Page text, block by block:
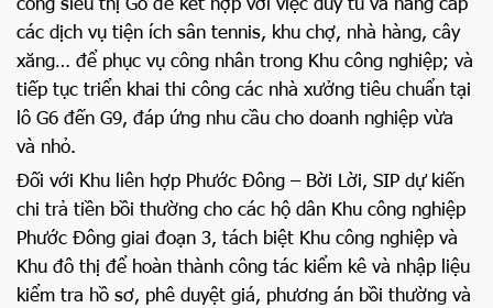
các dịch vụ tiện ích sân tennis, khu chợ, nhà hàng, cây
xăng… để phục vụ công nhân trong Khu công nghiệp; và
tiếp tục triển khai thi công các nhà xưởng tiêu chuẩn tại
lô G6 đến G9, đáp ứng nhu cầu cho doanh nghiệp vừa
và nhỏ.
Đối với Khu liên hợp Phước Đông – Bời Lời, SIP dự kiến
chi trả tiền bồi thường cho các hộ dân Khu công nghiệp
Phước Đông giai đoạn 3, tách biệt Khu công nghiệp và
Khu đô thị để hoàn thành công tác kiểm kê và nhập liệu
kiểm tra hồ sơ, phê duyệt giá, phương án bồi thường và